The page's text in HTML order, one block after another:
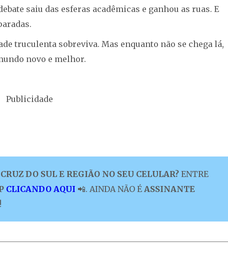
saiu das esferas acadêmicas e ganhou as ruas. E
truculenta sobreviva. Mas enquanto não se chega lá,
novo e melhor.
Publicidade
DO SUL E REGIÃO NO SEU CELULAR? ENTRE
CLICANDO AQUI 📲. AINDA NÃO É ASSINANTE